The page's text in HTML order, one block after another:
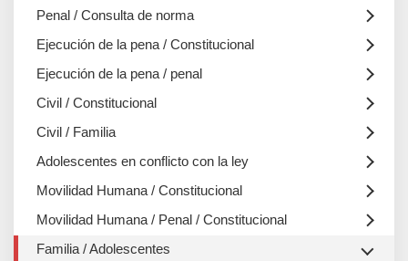
Penal / Consulta de norma
Ejecución de la pena / Constitucional
Ejecución de la pena / penal
Civil / Constitucional
Civil / Familia
Adolescentes en conflicto con la ley
Movilidad Humana / Constitucional
Movilidad Humana / Penal / Constitucional
Familia / Adolescentes